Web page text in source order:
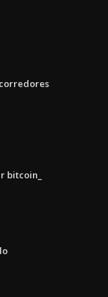
bitcoin_